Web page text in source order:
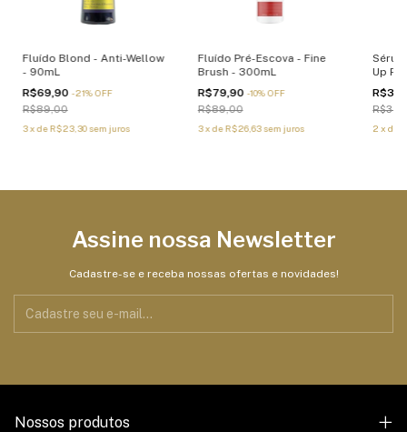
Fluído Blond - Anti-Wellow
- 90mL
R$69,90 -21%OFF
R$89,00
3xdeR$23,30sem juros
Fluído Pré-Escova - Fine
Brush - 300mL
R$79,90 -10%OFF
R$89,00
3 xdeR$26,63 sem juros
Up
9mL
2 x de
Assine nossa Newsletter
Cadastre-se e receba nossas ofertas e novidades!
Nossos produtos